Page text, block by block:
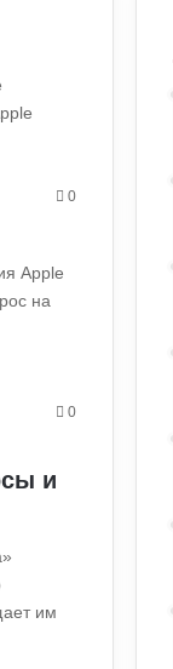
0
Apple
на
0
и
им